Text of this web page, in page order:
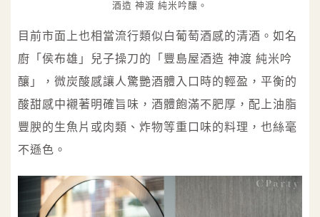
酒造 神渡 純米吟釀。
目前市面上也相當流行類似白葡萄酒感的清酒。如名
廚「侯布雄」兒子操刀的「豐島屋酒造 神渡 純米吟
釀」，微炭酸感讓人驚艷酒體入口時的輕盈，平衡的
酸甜感中襯著明確旨味，酒體飽滿不肥厚，配上油脂
豐腴的生魚片或肉類、炸物等重口味的料理，也絲毫
不遜色。